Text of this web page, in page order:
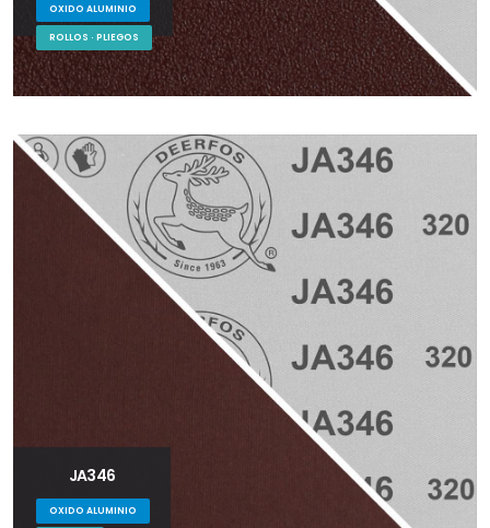
OXIDO ALUMINIO
ROLLOS · PLIEGOS
JA346
OXIDO ALUMINIO